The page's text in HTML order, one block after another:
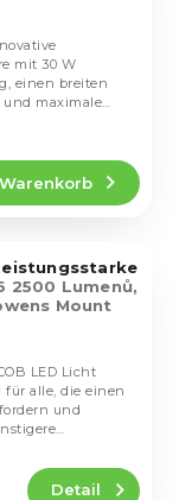
mit 30 W
einen breiten
und maximale
2500 Lumenů,
Mount
Detail
LED Licht
für alle, die einen
und